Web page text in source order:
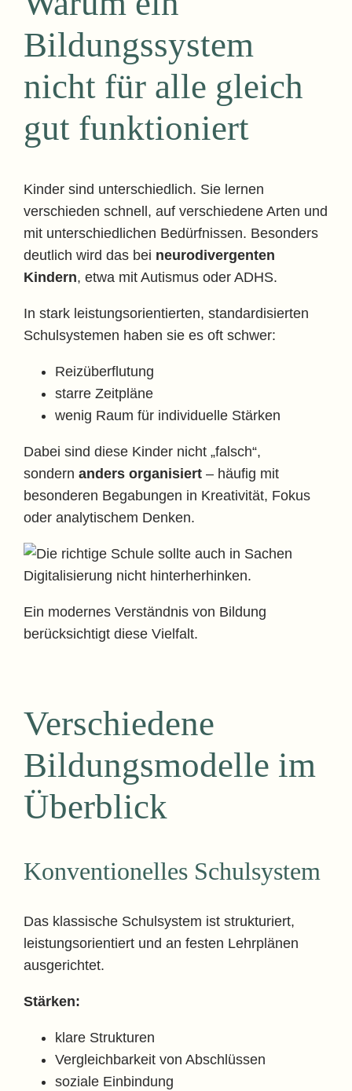
Bildungssystem
nicht für alle gleich
gut funktioniert
Kinder sind unterschiedlich. Sie lernen
verschieden schnell, auf verschiedene Arten und
mit unterschiedlichen Bedürfnissen. Besonders
deutlich wird das bei neurodivergenten
Kindern, etwa mit Autismus oder ADHS.
In stark leistungsorientierten, standardisierten
Schulsystemen haben sie es oft schwer:
Reizüberflutung
starre Zeitpläne
wenig Raum für individuelle Stärken
Dabei sind diese Kinder nicht „falsch“,
sondernanders organisiert – häufig mit
besonderen Begabungen in Kreativität, Fokus
oder analytischem Denken.
Ein modernes Verständnis von Bildung
berücksichtigt diese Vielfalt.
Verschiedene
Bildungsmodelle im
Überblick
Konventionelles Schulsystem
Das klassische Schulsystem ist strukturiert,
leistungsorientiert und an festen Lehrplänen
ausgerichtet.
Stärken:
klare Strukturen
Vergleichbarkeit von Abschlüssen
soziale Einbindung